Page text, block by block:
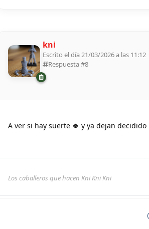
kni
Escrito el día 21/03/2026 a las 11:12
Respuesta #8
A ver si hay suerte 🍀 y ya dejan decidido
Los caballeros que hacen Kni Kni Kni